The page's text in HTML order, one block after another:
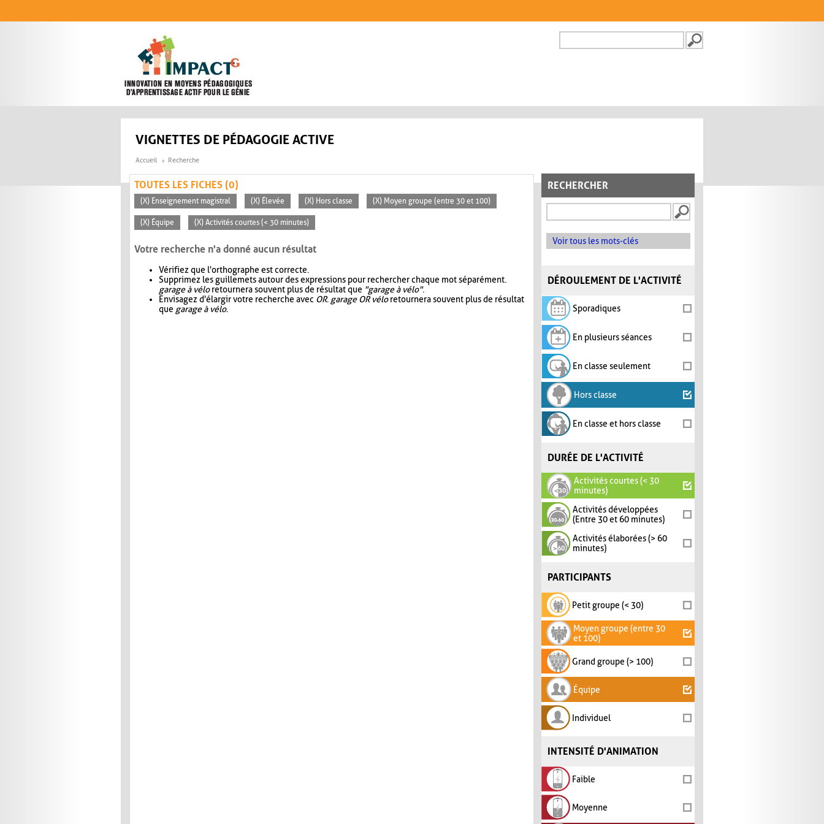
FORMULAIRE DE
VIGNETTES DE PÉDAGOGIE ACTIVE
Accueil Recherche
RECHERCHER
Voir tous les mots-clés
DÉROULEMENT DE L'ACTIVITÉ
Sporadiques
En plusieurs séances
En classe seulement
Hors classe
En classe et hors classe
DURÉE DE L'ACTIVITÉ
Activités courtes (< 30
minutes)
Activités développées
(Entre 30 et 60 minutes)
Activités élaborées (> 60
minutes)
PARTICIPANTS
Petit groupe (< 30)
Moyen groupe (entre 30
et 100)
Grand groupe (> 100)
Équipe
Individuel
INTENSITÉ D'ANIMATION
Faible
Moyenne
TOUTES LES FICHES (0)
(X) Enseignement magistral (X) Élevée (X) Hors classe (X) Moyen groupe (entre 30 et 100)
(X) Équipe (X) Activités courtes (< 30 minutes)
Votre recherche n'a donné aucun résultat
Vérifiez que l'orthographe est correcte.
Supprimez les guillemets autour des expressions pour rechercher chaque mot séparément.
garage à véloretournera souvent plus de résultat que "garage à vélo".
Envisagez d'élargir votre recherche avec OR. garage OR véloretournera souvent plus de résultat
que garage à vélo.